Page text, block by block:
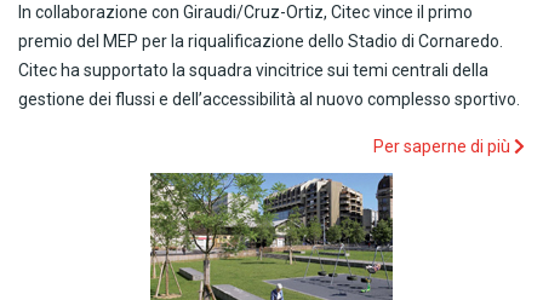
In collaborazione con Giraudi/Cruz-Ortiz, Citec vince il primo
premio del MEP per la riqualificazione dello Stadio di Cornaredo.
Citec ha supportato la squadra vincitrice sui temi centrali della
gestione dei flussi e dell’accessibilità al nuovo complesso sportivo.
Per saperne di più